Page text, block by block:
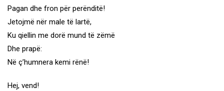
Pagan dhe fron për perënditë!
Jetojmë nër male të lartë,
Ku qiellin me dorë mund të zëmë
Dhe prapë:
Në ç’humnera kemi rënë!
Hej, vend!